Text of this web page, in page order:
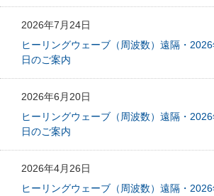
2026年7月24日
ヒーリングウェーブ（周波数）遠隔・
日のご案内
2026年6月20日
ヒーリングウェーブ（周波数）遠隔・
日のご案内
2026年4月26日
ヒーリングウェーブ（周波数）遠隔・